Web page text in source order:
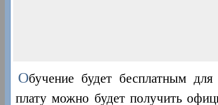
Обучение будет бесплатным
плату можно будет получить